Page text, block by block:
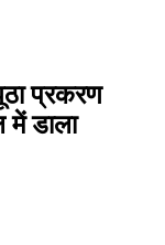
प्रकरण
में डाला